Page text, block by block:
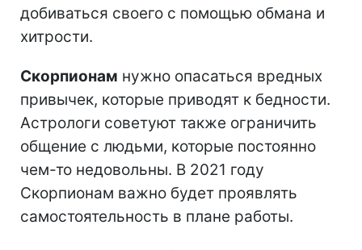
добиваться своего с помощью обмана и
хитрости.
Скорпионам нужно опасаться вредных
привычек, которые приводят к бедности.
Астрологи советуют также ограничить
общение с людьми, которые постоянно
чем-то недовольны. В 2021 году
Скорпионам важно будет проявлять
самостоятельность в плане работы.